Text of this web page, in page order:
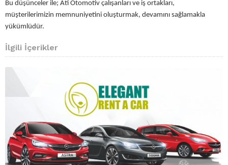
Bu düşünceler ile; Ati Otomotiv çalışanları ve iş ortakları,
müşterilerimizin memnuniyetini oluşturmak, devamını sağlamakla
yükümlüdür.
İlgili İçerikler